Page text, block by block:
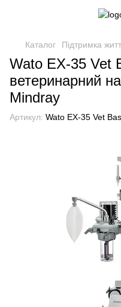
Каталог Підтримка
Wato EX-35 Vet
ветеринарний
Mindray
Артикул: Wato EX-35 Vet